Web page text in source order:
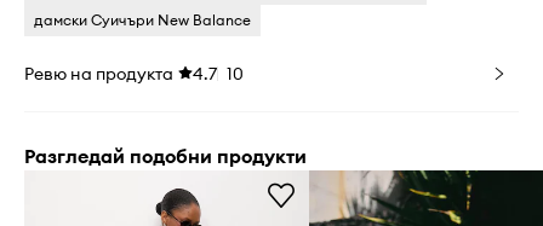
дамски Суичъри New Balance
Ревю на продукта 4.7 10
Разгледай подобни продукти